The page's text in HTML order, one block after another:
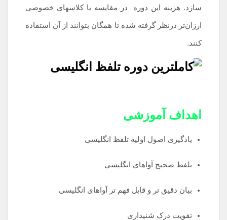
سازد. هزینه این دوره در مقایسه با کلاسهای خصوصی
ارزان‌تر درنظر گرفته شده تا همگان بتوانند از آن استفاده
کنند.
اهداف آموزشی
یادگیری اصول اولیه تلفظ انگلیسی
تلفظ صحیح آواهای انگلیسی
بیان دقیق تر و قابل فهم تر آواهای انگلیسی
تقویت درک شنیداری